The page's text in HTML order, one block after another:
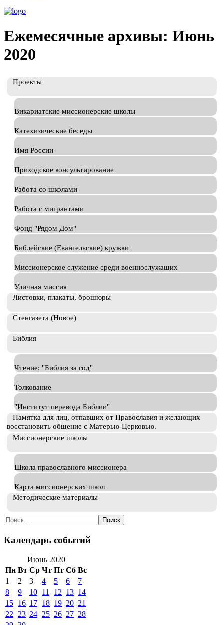
Ежемесячные архивы: Июнь
2020
Проекты
Викариатские миссионерские школы
Катехизические беседы
Имя России
Приходское консультирование
Работа со школами
Работа с мигрантами
Фонд "Рядом Дом"
Библейские (Евангельские) кружки
Миссионерское служение среди военнослужащих
Уличная миссия
Листовки, плакаты, брошюры
Стенгазета (Новое)
Библия
Чтение: "Библия за год"
Толкование
"Институт перевода Библии"
Памятка для лиц, отпавших от Православия и желающих
восстановить общение с Матерью-Церковью.
Миссионерские школы
Школа православного миссионера
Карта миссионерских школ
Методические материалы
Искать:
Календарь событий
Июнь 2020
Пн Вт Ср Чт Пт Сб Вс
1
2 3 4 5 6
7
8
9 10 11 12 13 14
15 16 17 18 19 20 21
22
23 24 25 26 27 28